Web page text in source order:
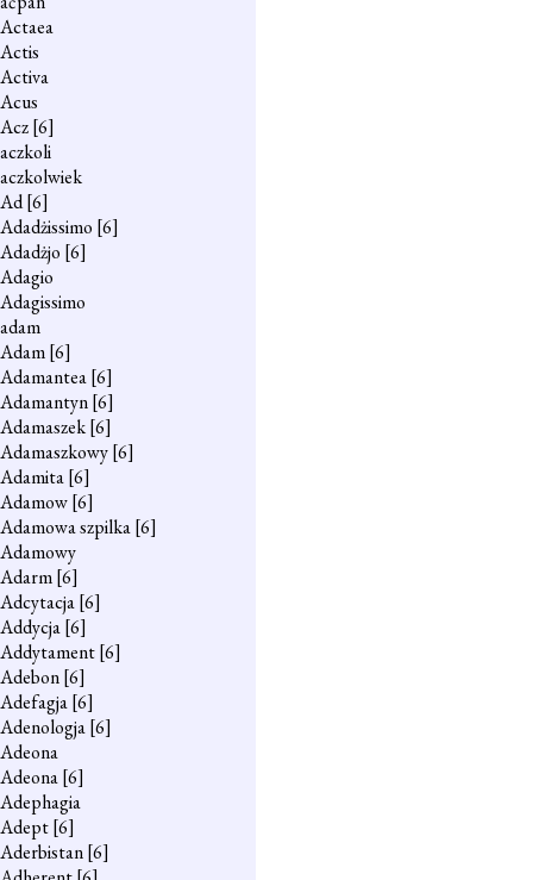
Actaea
Actis
Activa
Acus
Acz[6]
aczkoli
aczkolwiek
Ad[6]
Adadżissimo [6]
Adadżjo [6]
Adagio
Adagissimo
adam
Adam[6]
Adamantea[6]
Adamantyn[6]
Adamaszek[6]
Adamaszkowy[6]
Adamita[6]
Adamow[6]
Adamowa szpilka[6]
Adamowy
Adarm[6]
Adcytacja[6]
Addycja[6]
Addytament[6]
Adebon[6]
Adefagja[6]
Adenologja[6]
Adeona
Adeona[6]
Adephagia
Adept[6]
Aderbistan[6]